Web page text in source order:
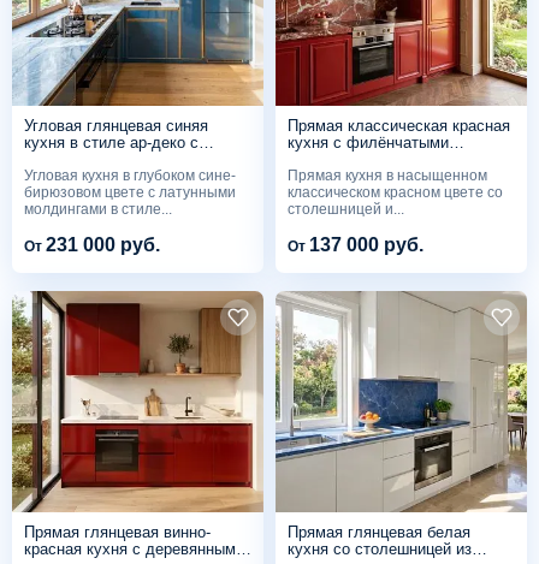
Угловая глянцевая синяя
кухня в стиле ар-деко с
мраморной столешницей
Угловая кухня в глубоком сине-
бирюзовом цвете с латунными
молдингами в стиле...
От 231 000 руб.
Прямая классическая красная
кухня с филёнчатыми
красного мрамора
Прямая кухня в насыщенном
классическом красном цвете со
столешницей и...
От 137 000 руб.
Прямая глянцевая винно-
красная кухня с деревянным
Прямая глянцевая белая
кухня со столешницей из